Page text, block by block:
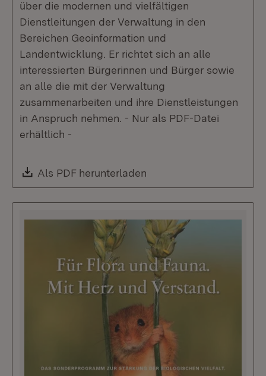
über die modernen und vielfältigen
Dienstleitungen der Verwaltung in den
Bereichen Geoinformation und
Landentwicklung. Er richtet sich an alle
interessierten Bürgerinnen und Bürger sowie
an alle die mit der Verwaltung
zusammenarbeiten und ihre Dienstleistungen
in Anspruch nehmen. - Nur als PDF-Datei
erhältlich -
Download:
Als PDF herunterladen